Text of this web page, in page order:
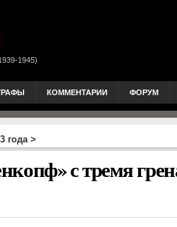
1945)
КОММЕНТАРИИ ФОРУМ
года>
с тремя